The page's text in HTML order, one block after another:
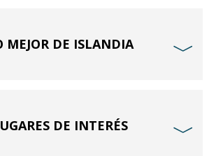
MEJOR DE ISLANDIA ﹀
DE INTERÉS ﹀